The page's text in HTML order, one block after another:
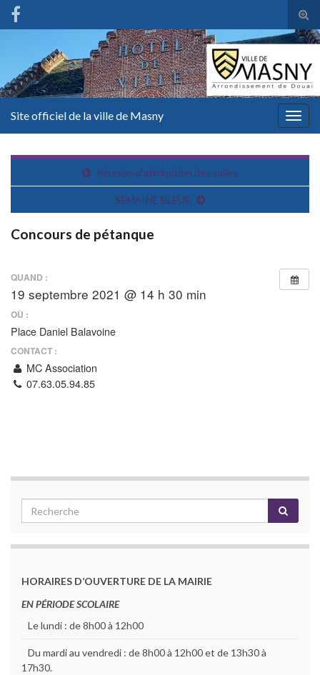
Site officiel de la ville de Masny
Réunion d’attribution des salles
SEMAINE BLEUE
Concours de pétanque
QUAND :
19 septembre 2021 @ 14 h 30 min
OÙ :
Place Daniel Balavoine
CONTACT :
MC Association
07.63.05.94.85
HORAIRES D’OUVERTURE DE LA MAIRIE
EN PÉRIODE SCOLAIRE
Le lundi : de 8h00 à 12h00
Du mardi au vendredi : de 8h00 à 12h00 et de 13h30 à
17h30.